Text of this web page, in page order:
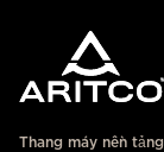
Thang máy nền